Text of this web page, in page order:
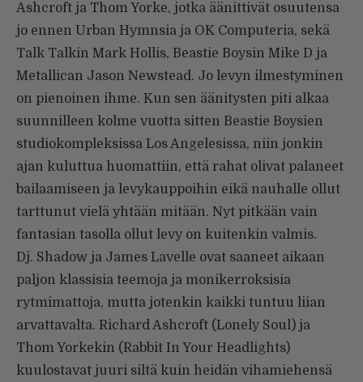
Ashcroft ja Thom Yorke, jotka äänittivät osuutensa
jo ennen Urban Hymnsia ja OK Computeria, sekä
Talk Talkin Mark Hollis, Beastie Boysin Mike D ja
Metallican Jason Newstead. Jo levyn ilmestyminen
on pienoinen ihme. Kun sen äänitysten piti alkaa
suunnilleen kolme vuotta sitten Beastie Boysien
studiokompleksissa Los Angelesissa, niin jonkin
ajan kuluttua huomattiin, että rahat olivat palaneet
bailaamiseen ja levykauppoihin eikä nauhalle ollut
tarttunut vielä yhtään mitään. Nyt pitkään vain
fantasian tasolla ollut levy on kuitenkin valmis.
Dj. Shadow ja James Lavelle ovat saaneet aikaan
paljon klassisia teemoja ja monikerroksisia
rytmimattoja, mutta jotenkin kaikki tuntuu liian
arvattavalta. Richard Ashcroft (Lonely Soul) ja
Thom Yorkekin (Rabbit In Your Headlights)
kuulostavat juuri siltä kuin heidän vihamiehensä